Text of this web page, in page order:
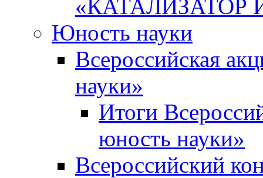
«КАТАЛИЗАТОР
Юность науки
Всероссийская
науки»
Итоги
юность науки»
Всероссийский